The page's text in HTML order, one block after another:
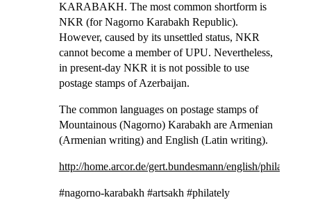
KARABAKH. The most common shortform is
NKR (for Nagorno Karabakh Republic).
However, caused by its unsettled status, NKR
cannot become a member of UPU. Nevertheless,
in present-day NKR it is not possible to use
postage stamps of Azerbaijan.
The common languages on postage stamps of
Mountainous (Nagorno) Karabakh are Armenian
(Armenian writing) and English (Latin writing).
http://home.arcor.de/gert.bundesmann/english/philately/
#nagorno-karabakh #artsakh #philately